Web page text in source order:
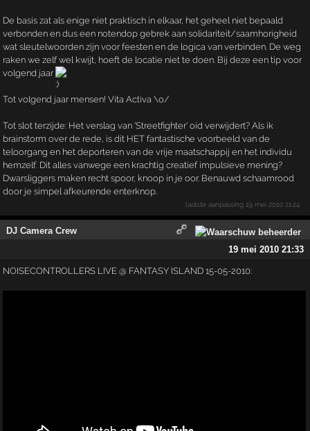
De basis zat als enige niet praktisch in elkaar, het geheel niet bepaald
verbonden en dus een notendop gebrek aan solidariteit/saamhorigheid
wat sleutelwoorden zijn voor feesten en de logica van verbinden. De weg
raken we zelf wel kwijt, hoeft de locatie niet te doen. Bij deze een tip voor
volgend jaar
Tot volgend jaar mensen! Vita Activa \o/
Tot slot terzijde: Het verslag van 'Streetfighter' oid verwijdert? Als ik
brainstorm over de rede, is dit HET fantastische voorbeeld van de
teloorgang en het deporteren van de vrije maatschappij en het individu
hemzelf. Dit alles vanwege een krachtig creatief impulsieve mening?
Dwarsliggers maken recht spoor, knoop in je oor. Benauwd schaamrood
door je simpel afkeurende enterknop.
laatste aanpassing19 mei 2010 21:24
DJ Camera Crew
19 mei 2010 21:33
NOISECONTROLLERS LIVE @ FANTASY ISLAND 15-05-2010: